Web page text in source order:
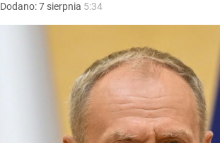
Dodano:7 sierpnia 5:34